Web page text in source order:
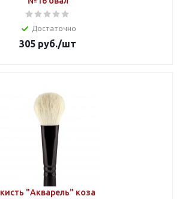
Достаточно
305 руб./шт
кисть "Акварель" коза